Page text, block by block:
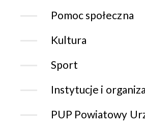
Pomoc społeczna
Kultura
Sport
Instytucje i
PUP Powiatowy